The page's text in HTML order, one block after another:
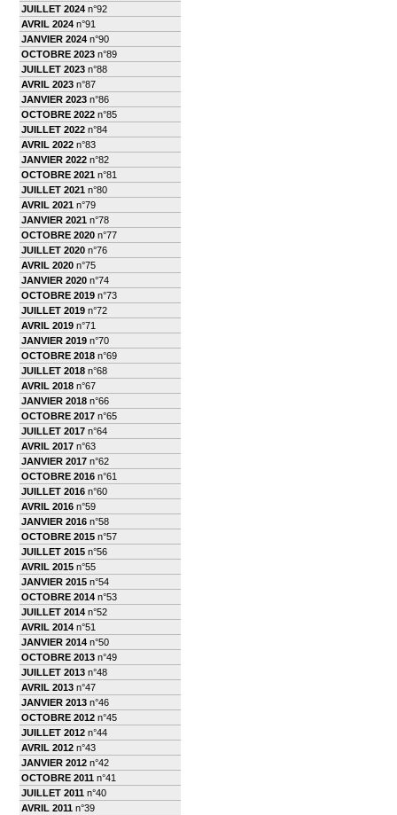
JUILLET 2024 n°92
AVRIL 2024 n°91
JANVIER 2024 n°90
OCTOBRE 2023 n°89
JUILLET 2023 n°88
AVRIL 2023 n°87
JANVIER 2023 n°86
OCTOBRE 2022 n°85
JUILLET 2022 n°84
AVRIL 2022 n°83
JANVIER 2022 n°82
OCTOBRE 2021 n°81
JUILLET 2021 n°80
AVRIL 2021 n°79
JANVIER 2021 n°78
OCTOBRE 2020 n°77
JUILLET 2020 n°76
AVRIL 2020 n°75
JANVIER 2020 n°74
OCTOBRE 2019 n°73
JUILLET 2019 n°72
AVRIL 2019 n°71
JANVIER 2019 n°70
OCTOBRE 2018 n°69
JUILLET 2018 n°68
AVRIL 2018 n°67
JANVIER 2018 n°66
OCTOBRE 2017 n°65
JUILLET 2017 n°64
AVRIL 2017 n°63
JANVIER 2017 n°62
OCTOBRE 2016 n°61
JUILLET 2016 n°60
AVRIL 2016 n°59
JANVIER 2016 n°58
OCTOBRE 2015 n°57
JUILLET 2015 n°56
AVRIL 2015 n°55
JANVIER 2015 n°54
OCTOBRE 2014 n°53
JUILLET 2014 n°52
AVRIL 2014 n°51
JANVIER 2014 n°50
OCTOBRE 2013 n°49
JUILLET 2013 n°48
AVRIL 2013 n°47
JANVIER 2013 n°46
OCTOBRE 2012 n°45
JUILLET 2012 n°44
AVRIL 2012 n°43
JANVIER 2012 n°42
OCTOBRE 2011 n°41
JUILLET 2011 n°40
AVRIL 2011 n°39